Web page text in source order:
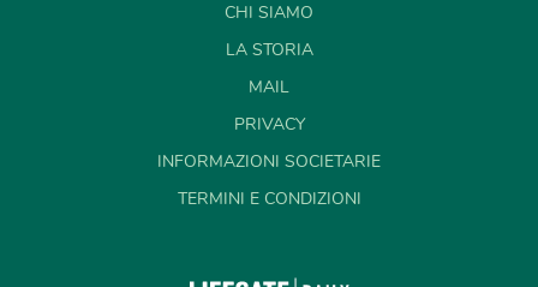
CHI SIAMO
LA STORIA
MAIL
PRIVACY
INFORMAZIONI SOCIETARIE
TERMINI E CONDIZIONI